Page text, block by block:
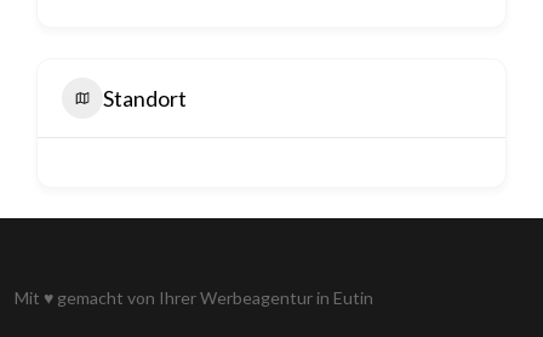
Standort
Mit ♥ gemacht von IhrerWerbeagentur in Eutin